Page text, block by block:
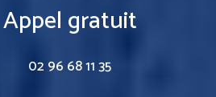
Appel gratuit
02 96 68 11 35